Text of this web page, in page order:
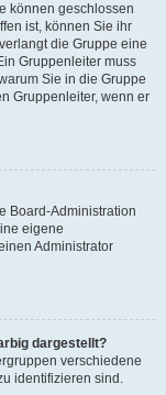
können geschlossen
ist, können Sie ihr
die Gruppe eine
Gruppenleiter muss
Sie in die Gruppe
Gruppenleiter, wenn er
Board-Administration
eigene
Administrator
dargestellt?
verschiedene
identifizieren sind.